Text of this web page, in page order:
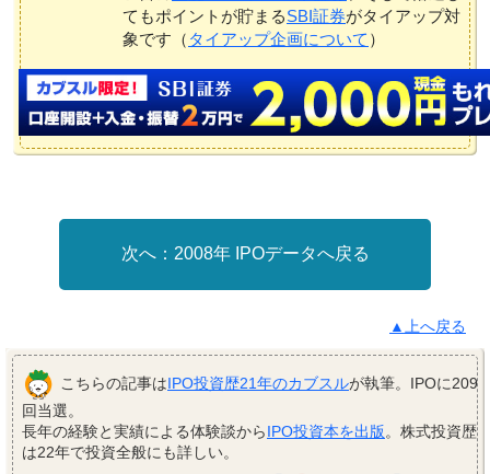
てもポイントが貯まるSBI証券がタイアップ対
象です（ タイアップ企画について ）
2008年 IPOデータへ戻る
▲上へ戻る
こちらの記事はIPO投資歴21年のカブスルが執筆。IPOに209
回当選。
長年の経験と実績による体験談からIPO投資本を出版。株式投資歴
は22年で投資全般にも詳しい。